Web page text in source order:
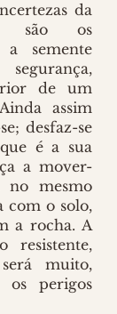
da
são os
semente
de um
assim
desfaz-se
é a sua
a mover-
no mesmo
com o solo,
a rocha. A
resistente,
muito,
os perigos